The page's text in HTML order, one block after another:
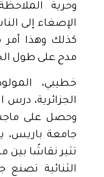
وحرية
الإصغاء إلى
كذلك وهذا أمر
مدح على طول
الجزائرية، درس
وحصل على
جامعة باريس،
تثير نقاشًا
الثنائية تصنع